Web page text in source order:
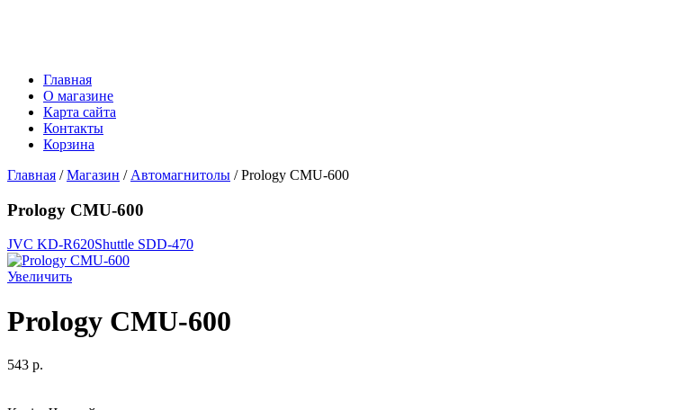
Главная
О магазине
Карта сайта
Контакты
Корзина
Главная /Магазин / Автомагнитолы / Prology CMU-600
Prology CMU-600
JVC KD-R620Shuttle SDD-470
Увеличить
Prology CMU-600
543 p.